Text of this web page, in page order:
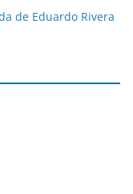
de Eduardo Rivera